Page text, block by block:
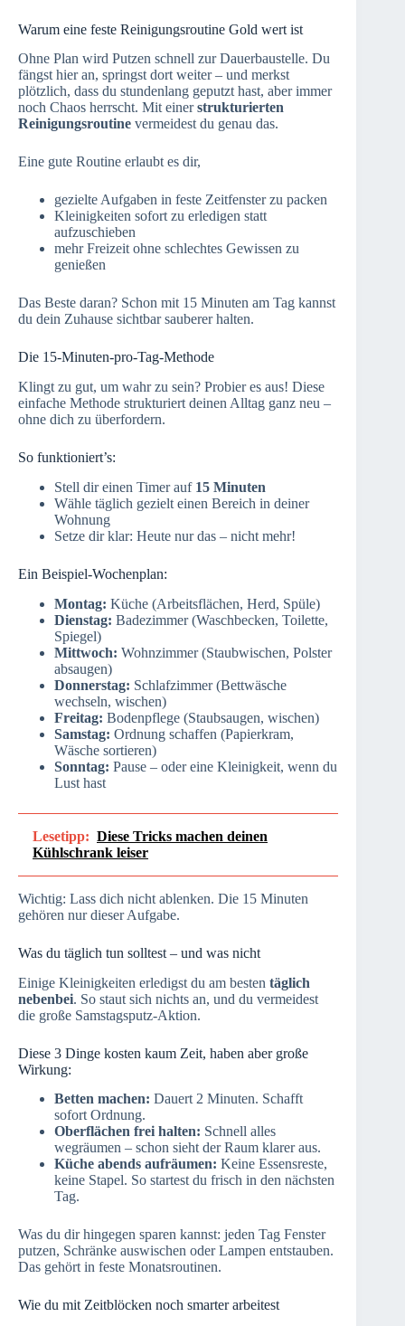
Warum eine feste Reinigungsroutine Gold wert ist
Ohne Plan wird Putzen schnell zur Dauerbaustelle. Du
fängst hier an, springst dort weiter – und merkst
plötzlich, dass du stundenlang geputzt hast, aber immer
noch Chaos herrscht. Mit einerstrukturierten
Reinigungsroutine vermeidest du genau das.
Eine gute Routine erlaubt es dir,
gezielte Aufgaben in feste Zeitfenster zu packen
Kleinigkeiten sofort zu erledigen statt
aufzuschieben
mehr Freizeit ohne schlechtes Gewissen zu
genießen
Das Beste daran? Schon mit 15 Minuten am Tag kannst
du dein Zuhause sichtbar sauberer halten.
Die 15-Minuten-pro-Tag-Methode
Klingt zu gut, um wahr zu sein? Probier es aus! Diese
einfache Methode strukturiert deinen Alltag ganz neu –
ohne dich zu überfordern.
So funktioniert’s:
Stell dir einen Timer auf 15 Minuten
Wähle täglich gezielt einen Bereich in deiner
Wohnung
Setze dir klar: Heute nur das – nicht mehr!
Ein Beispiel-Wochenplan:
Montag: Küche (Arbeitsflächen, Herd, Spüle)
Dienstag: Badezimmer (Waschbecken, Toilette,
Spiegel)
Mittwoch: Wohnzimmer (Staubwischen, Polster
absaugen)
Donnerstag: Schlafzimmer (Bettwäsche
wechseln, wischen)
Freitag: Bodenpflege (Staubsaugen, wischen)
Samstag: Ordnung schaffen (Papierkram,
Wäsche sortieren)
Sonntag: Pause – oder eine Kleinigkeit, wenn du
Lust hast
Lesetipp: Diese Tricks machen deinen
Kühlschrank leiser
Wichtig: Lass dich nicht ablenken. Die 15 Minuten
gehören nur dieser Aufgabe.
Was du täglich tun solltest – und was nicht
Einige Kleinigkeiten erledigst du am besten täglich
nebenbei. So staut sich nichts an, und du vermeidest
die große Samstagsputz-Aktion.
Diese 3 Dinge kosten kaum Zeit, haben aber große
Wirkung:
Betten machen: Dauert 2 Minuten. Schafft
sofort Ordnung.
Oberflächen frei halten: Schnell alles
wegräumen – schon sieht der Raum klarer aus.
Küche abends aufräumen: Keine Essensreste,
keine Stapel. So startest du frisch in den nächsten
Tag.
Was du dir hingegen sparen kannst: jeden Tag Fenster
putzen, Schränke auswischen oder Lampen entstauben.
Das gehört in feste Monatsroutinen.
Wie du mit Zeitblöcken noch smarter arbeitest